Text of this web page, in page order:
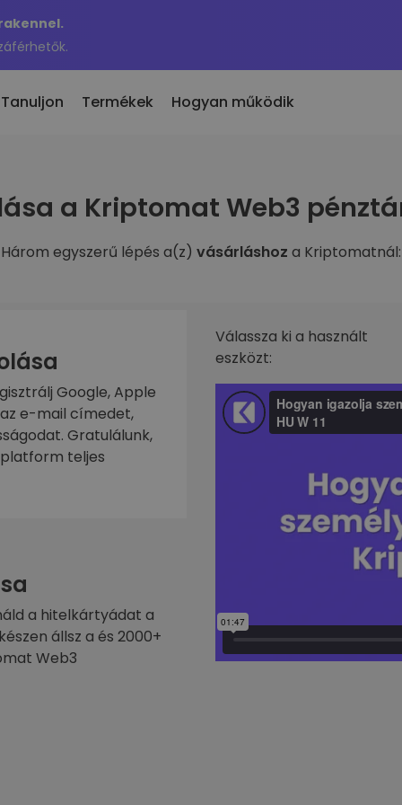
hozzáadott
hozzáadott tokenek a
akkor, ha 100 €
Tanuljon Termékek
kriptovaluta
egyszerű
KriptoEarn
Kapj jutalmakat a kriptod után
Trezor
befektetések (DCA)
Hogyan működik
a Kriptomat Web3
Három egyszerű lépés a(z) vásárláshoz a Kriptomatnál:
Google, Apple
e-mail címedet,
Gratulálunk,
teljes
a hitelkártyádat a
állsz a és 2000+
Web3
Válassza ki a használt
eszközt: